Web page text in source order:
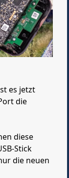
es jetzt
die
diese
Stick
die neuen